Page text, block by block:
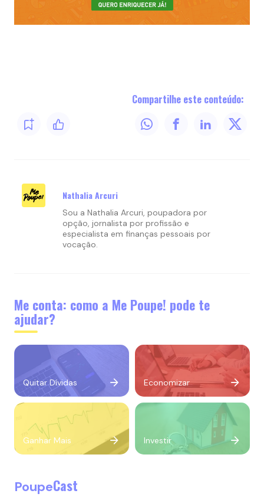
Compartilhe este conteúdo:
Nathalia Arcuri
Sou a Nathalia Arcuri, poupadora por
opção, jornalista por profissão e
especialista em finanças pessoais por
vocação.
Me conta: como a Me Poupe! pode te
ajudar?
Quitar Dívidas Economizar
Ganhar Mais Investir
PoupeCast